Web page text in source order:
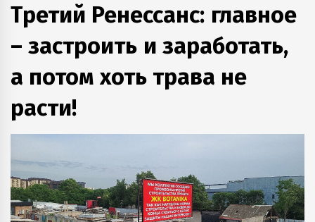
Третий Ренессанс: главное
– застроить и заработать,
а потом хоть трава не
расти!